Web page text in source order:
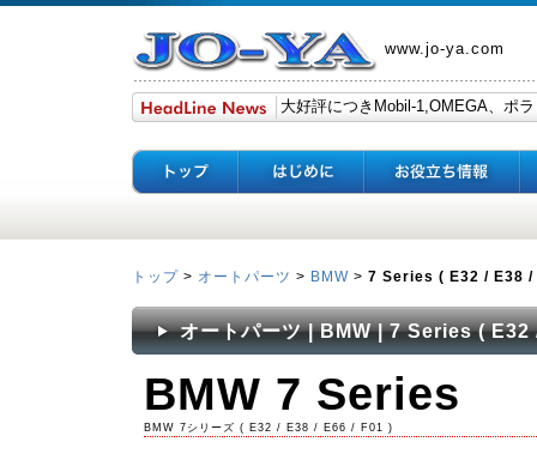
www.jo-ya.com
トップ > オートパーツ > BMW > 7 Series ( E32 / E38 /
オートパーツ | BMW | 7 Series (
BMW 7 Series
BMW 7シリーズ‎ ( E32 / E38 / E66 / F01 )